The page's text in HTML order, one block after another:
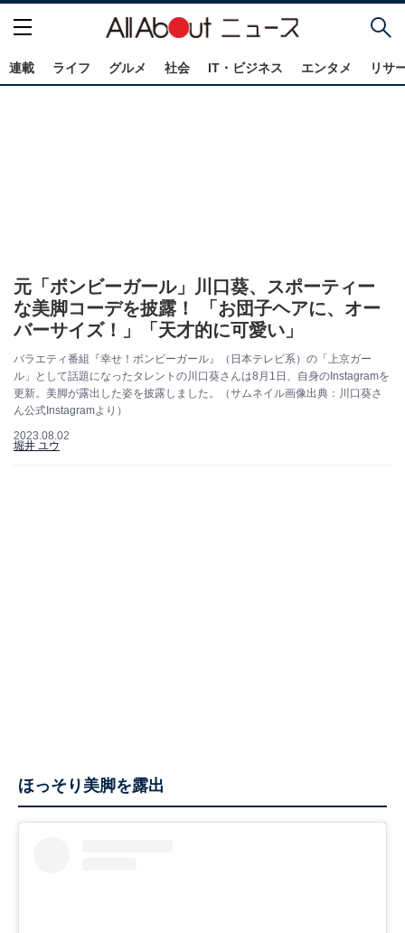
連載 ライフ グルメ 社会 IT・ビジネス エンタメ リサ
元「ボンビーガール」川口葵、スポーティー
な美脚コーデを披露！ 「お団子ヘアに、オー
バーサイズ！」「天才的に可愛い」
バラエティ番組『幸せ！ボンビーガール』（日本テレビ系）の「上京ガー
ル」として話題になったタレントの川口葵さんは8月1日、自身のInstagramを
更新。美脚が露出した姿を披露しました。（サムネイル画像出典：川口葵さ
ん公式Instagramより）
2023.08.02
堀井 ユウ
ほっそり美脚を露出